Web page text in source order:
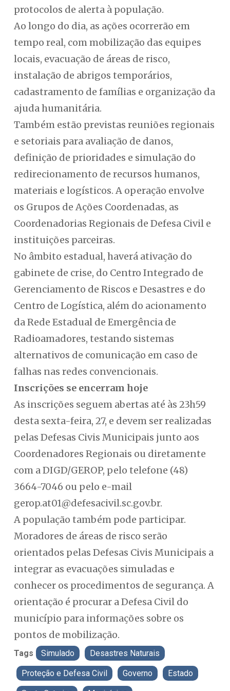
protocolos de alerta à população.
Ao longo do dia, as ações ocorrerão em
tempo real, com mobilização das equipes
locais, evacuação de áreas de risco,
instalação de abrigos temporários,
cadastramento de famílias e organização da
ajuda humanitária.
Também estão previstas reuniões regionais
e setoriais para avaliação de danos,
definição de prioridades e simulação do
redirecionamento de recursos humanos,
materiais e logísticos. A operação envolve
os Grupos de Ações Coordenadas, as
Coordenadorias Regionais de Defesa Civil e
instituições parceiras.
No âmbito estadual, haverá ativação do
gabinete de crise, do Centro Integrado de
Gerenciamento de Riscos e Desastres e do
Centro de Logística, além do acionamento
da Rede Estadual de Emergência de
Radioamadores, testando sistemas
alternativos de comunicação em caso de
falhas nas redes convencionais.
Inscrições se encerram hoje
As inscrições seguem abertas até às 23h59
desta sexta-feira, 27, e devem ser realizadas
pelas Defesas Civis Municipais junto aos
Coordenadores Regionais ou diretamente
com a DIGD/GEROP, pelo telefone (48)
3664-7046 ou pelo e-mail
gerop.at01@defesacivil.sc.gov.br.
A população também pode participar.
Moradores de áreas de risco serão
orientados pelas Defesas Civis Municipais a
integrar as evacuações simuladas e
conhecer os procedimentos de segurança. A
orientação é procurar a Defesa Civil do
município para informações sobre os
pontos de mobilização.
Tags Simulado Desastres Naturais
Proteção e Defesa Civil Governo Estado